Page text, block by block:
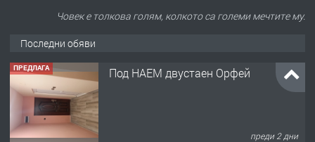
Човек е толкова голям, колкото са големи мечтите му.
Последни обяви
ПРЕДЛАГА Под НАЕМ двустаен Орфей
преди 2 дни